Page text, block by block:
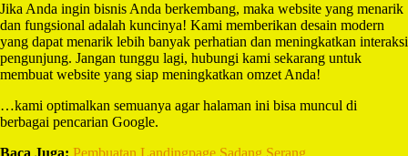
Jika Anda ingin bisnis Anda berkembang, maka website yang menarik
dan fungsional adalah kuncinya! Kami memberikan desain modern
yang dapat menarik lebih banyak perhatian dan meningkatkan interaksi
pengunjung. Jangan tunggu lagi, hubungi kami sekarang untuk
membuat website yang siap meningkatkan omzet Anda!
…kami optimalkan semuanya agar halaman ini bisa muncul di
berbagai pencarian Google.